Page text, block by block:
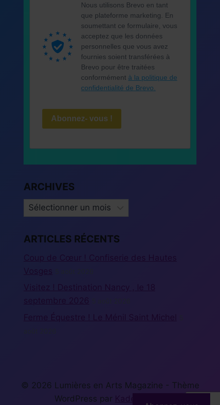
Nous utilisons Brevo en tant
que plateforme marketing. En
soumettant ce formulaire, vous
acceptez que les données
personnelles que vous avez
fournies soient transférées à
Brevo pour être traitées
conformément à la politique de
confidentialité de Brevo.
Abonnez- vous !
ARCHIVES
ARCHIVES
ARTICLES RÉCENTS
© 2026 Lumières en Arts Magazine - Thème
WordPress par